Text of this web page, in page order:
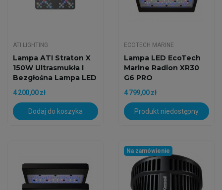
ATI LIGHTING
Lampa ATI Straton X
150W Ultrasmukła I
Bezgłośna Lampa LED
4 200,00 zł
Dodaj do koszyka
ECOTECH MARINE
Lampa LED EcoTech
Marine Radion XR30
G6 PRO
4 799,00 zł
Produkt niedostępny
Na zamówienie